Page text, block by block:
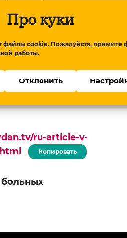
Про куки
файлы cookie. Пожалуйста, примите
работы.
Отклонить
находятся 8,037 тыс.
тестов на
ru-article-v-
Копировать